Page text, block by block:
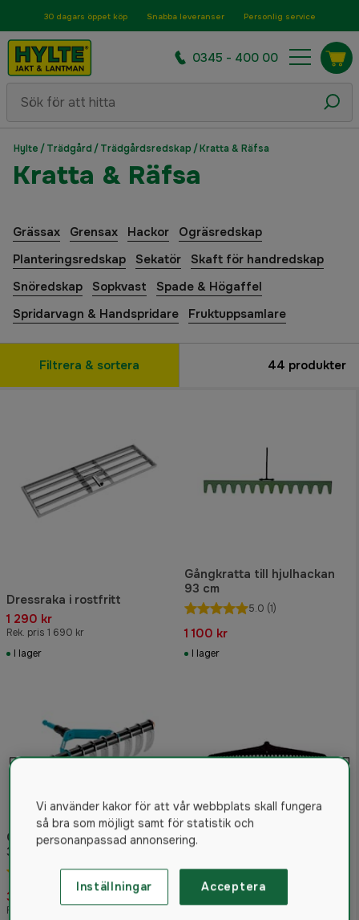
30 dagars öppet köp Snabba leveranser Personlig service
0345 - 400 00
Hylte /Trädgård /Trädgårdsredskap /Kratta & Räfsa
Kratta & Räfsa
Grässax Grensax Hackor
Ogräsredskap
Planteringsredskap
Sekatör
Skaft för handredskap
Snöredskap
Sopkvast
Spade & Högaffel
Spridarvagn & Handspridare
Fruktuppsamlare
Filtrera & sortera 44 produkter
Dressraka i rostfritt
1 290 kr
Rek. pris 1 690 kr
I lager
Gångkratta till hjulhackan
93 cm
5.0 (1)
1 100 kr
I lager
Gardena Gräsmatteluftare
35 cm
5.0(2)
329 kr
Rek. pris 395 kr
Räfshuvud 67 Cm
5.0(1)
70 kr
Vi använder kakor för att vår webbplats skall fungera
så bra som möjligt samt för statistik och
personanpassad annonsering.
Inställningar Acceptera